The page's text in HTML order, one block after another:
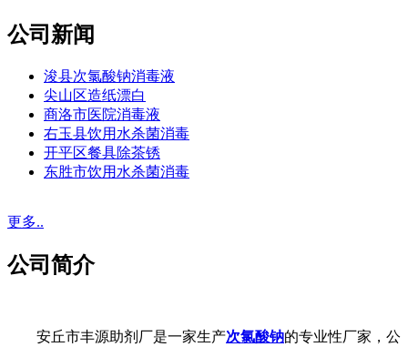
公司新闻
浚县次氯酸钠消毒液
尖山区造纸漂白
商洛市医院消毒液
右玉县饮用水杀菌消毒
开平区餐具除茶锈
东胜市饮用水杀菌消毒
更多..
公司简介
安丘市丰源助剂厂是一家生产次氯酸钠的专业性厂家，公